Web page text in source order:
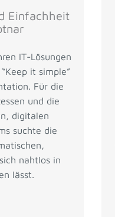
Einfachheit
IT-Lösungen
it simple”
Für die
und die
digitalen
suchte die
nahtlos in
lässt.